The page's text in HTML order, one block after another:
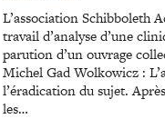
L’association Schibboleth
travail d’analyse d’une
parution d’un ouvrage
Michel Gad Wolkowicz :
l’éradication du sujet.
les…